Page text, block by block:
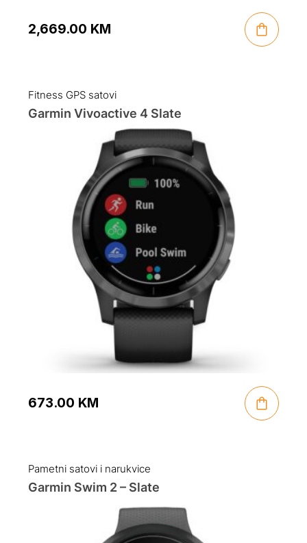
2,669.00 KM
Fitness GPS satovi
Garmin Vivoactive 4 Slate
673.00 KM
Pametni satovi i narukvice
Garmin Swim 2 – Slate